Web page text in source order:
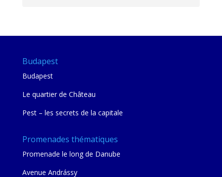
Budapest
Budapest
Le quartier de Château
Pest – les secrets de la capitale
Promenades thématiques
Promenade le long de Danube
Avenue Andrássy